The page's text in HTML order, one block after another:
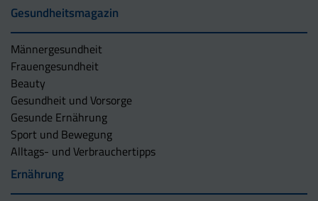
Gesundheitsmagazin
Männergesundheit
Frauengesundheit
Beauty
Gesundheit und Vorsorge
Gesunde Ernährung
Sport und Bewegung
Alltags- und Verbrauchertipps
Ernährung